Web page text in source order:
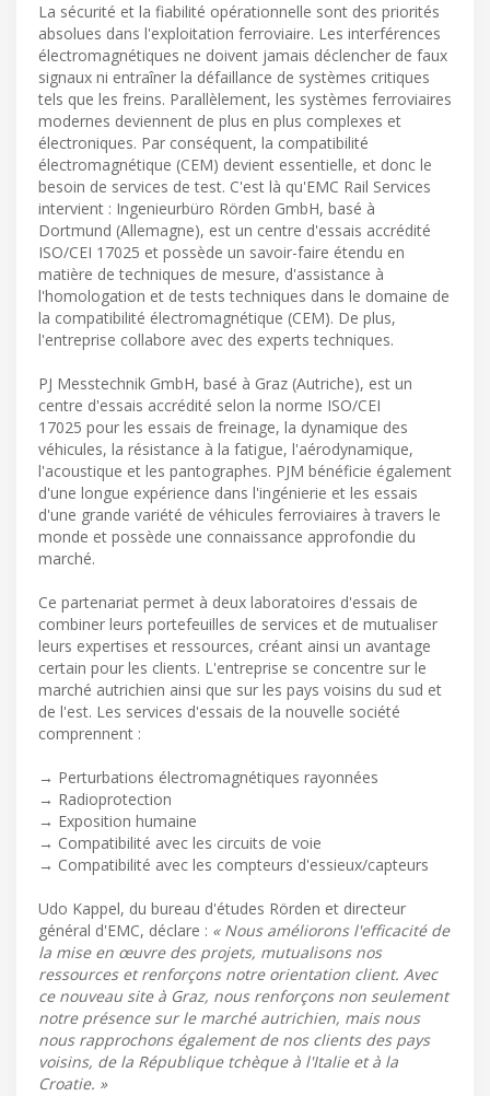
La sécurité et la fiabilité opérationnelle sont des priorités
absolues dans l'exploitation ferroviaire. Les interférences
électromagnétiques ne doivent jamais déclencher de faux
signaux ni entraîner la défaillance de systèmes critiques
tels que les freins. Parallèlement, les systèmes ferroviaires
modernes deviennent de plus en plus complexes et
électroniques. Par conséquent, la compatibilité
électromagnétique (CEM) devient essentielle, et donc le
besoin de services de test. C'est là qu'EMC Rail Services
intervient : Ingenieurbüro Rörden GmbH, basé à
Dortmund (Allemagne), est un centre d'essais accrédité
ISO/CEI 17025 et possède un savoir-faire étendu en
matière de techniques de mesure, d'assistance à
l'homologation et de tests techniques dans le domaine de
la compatibilité électromagnétique (CEM). De plus,
l'entreprise collabore avec des experts techniques.
PJ Messtechnik GmbH, basé à Graz (Autriche), est un
centre d'essais accrédité selon la norme ISO/CEI
17025 pour les essais de freinage, la dynamique des
véhicules, la résistance à la fatigue, l'aérodynamique,
l'acoustique et les pantographes. PJM bénéficie également
d'une longue expérience dans l'ingénierie et les essais
d'une grande variété de véhicules ferroviaires à travers le
monde et possède une connaissance approfondie du
marché.
Ce partenariat permet à deux laboratoires d'essais de
combiner leurs portefeuilles de services et de mutualiser
leurs expertises et ressources, créant ainsi un avantage
certain pour les clients. L'entreprise se concentre sur le
marché autrichien ainsi que sur les pays voisins du sud et
de l'est. Les services d'essais de la nouvelle société
comprennent :
→ Perturbations électromagnétiques rayonnées
→ Radioprotection
→ Exposition humaine
→ Compatibilité avec les circuits de voie
→ Compatibilité avec les compteurs d'essieux/capteurs
Udo Kappel, du bureau d'études Rörden et directeur
général d'EMC, déclare : « Nous améliorons l'efficacité de
la mise en œuvre des projets, mutualisons nos
ressources et renforçons notre orientation client. Avec
ce nouveau site à Graz, nous renforçons non seulement
notre présence sur le marché autrichien, mais nous
nous rapprochons également de nos clients des pays
voisins, de la République tchèque à l'Italie et à la
Croatie. »